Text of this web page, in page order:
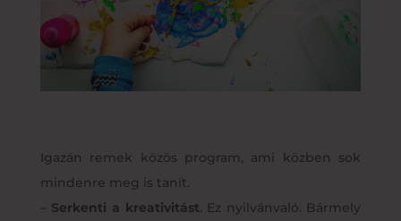
Igazán remek közös program, ami közben sok
mindenre meg is tanít.
Serkenti a kreativitást. Ez nyilvánvaló. Bármely